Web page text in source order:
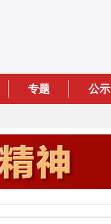
专题 公示